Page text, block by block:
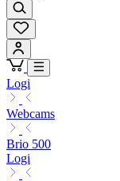
Logi
Webcams
Brio 500
Logi